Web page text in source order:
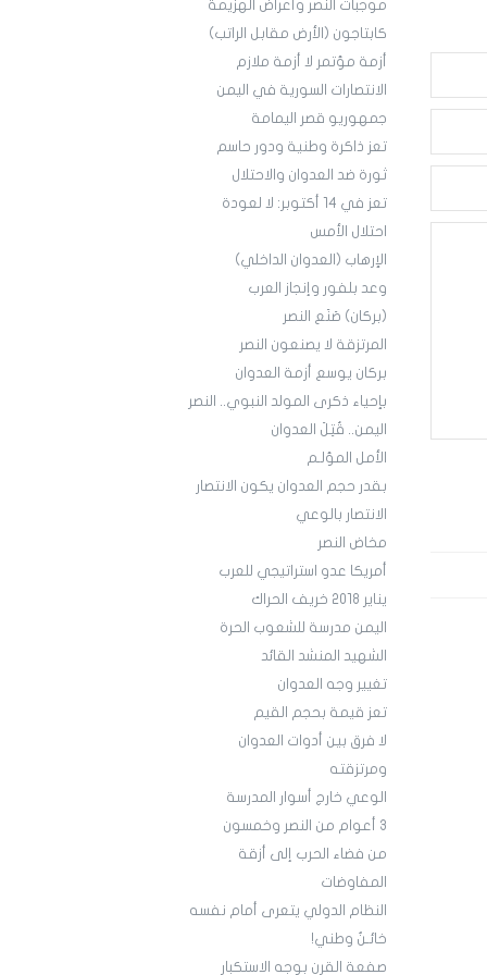
موجبات النصر وأعراض الهزيمة
كابتاجون (الأرض مقابل الراتب)
أزمة مؤتمر لا أزمة ملازم
الانتصارات السورية في اليمن
جمهوريو قصر اليمامة
تعز ذاكرة وطنية ودور حاسم
ثورة ضد العدوان والاحتلال
تعز في 14 أكتوبر: لا لعودة
احتلال الأمس
الإرهاب (العدوان الداخلي)
وعد بلفور وإنجاز العرب
(بركان) صَنَع النصر
المرتزقة لا يصنعون النصر
بركان يوسع أزمة العدوان
بإحياء ذكرى المولد النبوي.. النصر
اليمن.. قُتِلَ العدوان
الأمل المؤلـم
بقدر حجم العدوان يكون الانتصار
الانتصار بالوعي
مخاض النصر
أمريكا عدو استراتيجي للعرب
يناير 2018 خريف الحراك
اليمن مدرسة للشعوب الحرة
الشهيد المنشد القائد
تغيير وجه العدوان
تعز قيمة بحجم القيم
لا فرق بين أدوات العدوان
ومرتزقته
الوعي خارج أسوار المدرسة
3 أعوام من النصر وخمسون
من فضاء الحرب إلى أزقة
المفاوضات
النظام الدولي يتعرى أمام نفسه
خائـنٌ وطني!
صفعة القرن بوجه الاستكبار